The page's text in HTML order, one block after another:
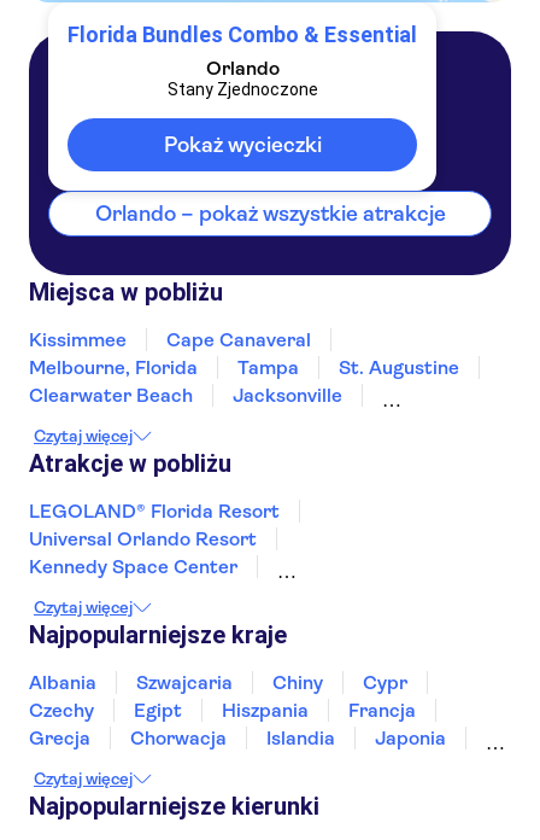
Florida Bundles Combo & Essential
Orlando
Stany Zjednoczone
Pokaż wycieczki
Orlando
Stany Zjednoczone
Orlando – pokaż wszystkie atrakcje
Miejsca w pobliżu
Kissimmee
Cape Canaveral
Melbourne, Florida
Tampa
St. Augustine
Clearwater Beach
Jacksonville
Fort Lauderdale
Savannah
Key West
Czytaj więcej
Atrakcje w pobliżu
LEGOLAND® Florida Resort
Universal Orlando Resort
Kennedy Space Center
The Wheel w ICON Park
Broadway
Muzeum i Memoriał 11 Września
Central Park
Las Vegas Strip
Dzielnica francuska
Statua Wolności
Wielki Kanion
Wodospad Niagara
Czytaj więcej
Najpopularniejsze kraje
Albania Szwajcaria Chiny
Cypr
Czechy
Egipt Hiszpania
Francja
Grecja
Chorwacja Islandia
Japonia
Tajlandia
Tunezja Turcja
Czytaj więcej
Najpopularniejsze kierunki